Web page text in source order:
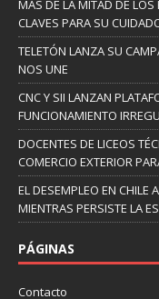
MÁS DE LA MITAD DE
CLAVES PARA SU
TELETÓN LANZA SU
NOS UNE
CNC Y SII LANZAN
FUNCIONAMIENTO
DOCENTES DE LICEOS
COMERCIO EXTERIOR
EL DESEMPLEO EN CHILE
MIENTRAS PERSISTE LA
PÁGINAS
Contacto